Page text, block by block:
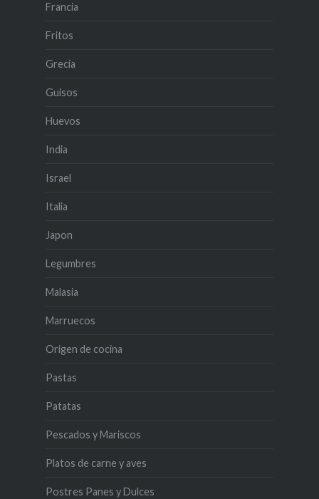
Francia
Fritos
Grecia
Guisos
Huevos
India
Israel
Italia
Japon
Legumbres
Malasia
Marruecos
Origen de cocina
Pastas
Patatas
Pescados y Mariscos
Platos de carne y aves
Postres Panes y Dulces